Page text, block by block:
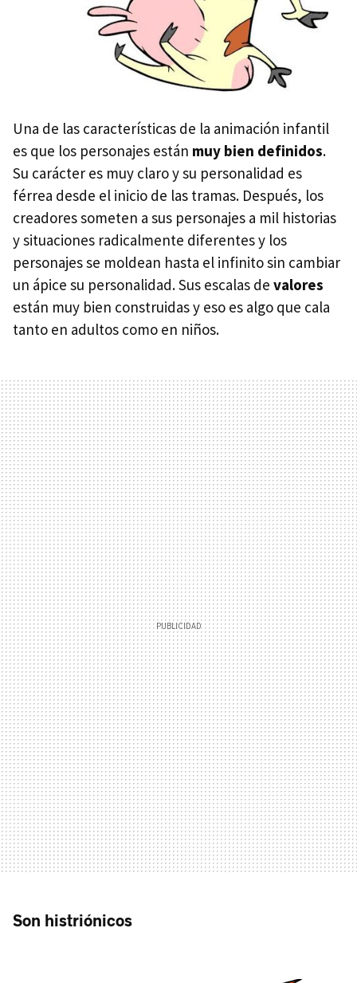
Una de las características de la animación infantil
es que los personajes están muy bien definidos.
Su carácter es muy claro y su personalidad es
férrea desde el inicio de las tramas. Después, los
creadores someten a sus personajes a mil historias
y situaciones radicalmente diferentes y los
personajes se moldean hasta el infinito sin cambiar
un ápice su personalidad. Sus escalas de valores
están muy bien construidas y eso es algo que cala
tanto en adultos como en niños.
Son histriónicos